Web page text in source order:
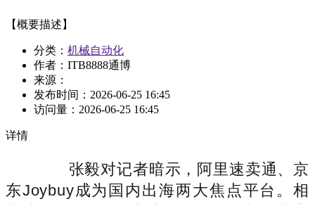
【概要描述】
分类： 机械自动化
作者：ITB8888通博
来源：
发布时间： 2026-06-25 16:45
访问量： 2026-06-25 16:45
详情
张毅对记者暗示，阿里速卖通、京
东Joybuy成为国内出海两大焦点平台。相